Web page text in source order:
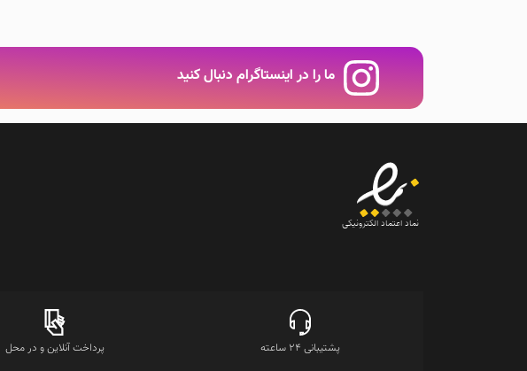
ما را در اینستاگرام دنبال کنید
نماد اعتماد الکترونیکی
پشتیبانی 24 ساعته پرداخت آنلاین و در محل